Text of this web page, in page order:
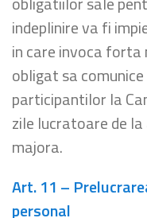
indeplinire va fi
in care invoca
obligat sa
participantilor la
zile lucratoare de
majora.
Art. 11 –
personal